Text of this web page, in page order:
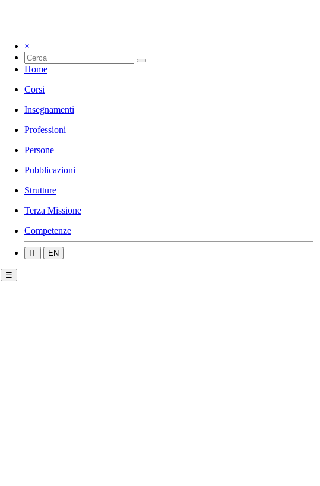
×
Home
Corsi
Insegnamenti
Professioni
Persone
Pubblicazioni
Strutture
Terza Missione
Competenze
IT EN
☰